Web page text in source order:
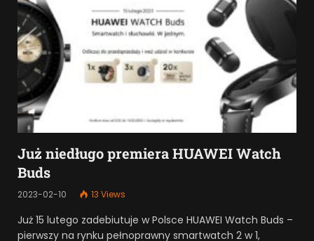
Już niedługo premiera HUAWEI Watch
Buds
2023-02-10 13 Views
Już 15 lutego zadebiutuje w Polsce HUAWEI Watch Buds –
pierwszy na rynku pełnoprawny smartwatch 2 w 1,